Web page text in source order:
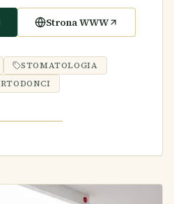
Strona WWW
STOMATOLOGIA